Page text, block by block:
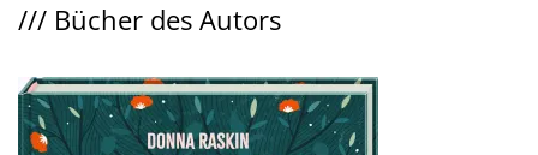
/// Bücher des Autors